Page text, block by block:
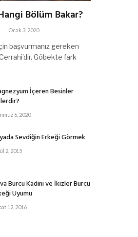
Bölüm Bakar?
Ocak 3, 2020
başvurmanız gereken
Göbekte fark
İçeren Besinler
6, 2020
Sevdiğin Erkeği Görmek
2, 2015
Burcu Kadını ve İkizler Burcu
Uyumu
12, 2016